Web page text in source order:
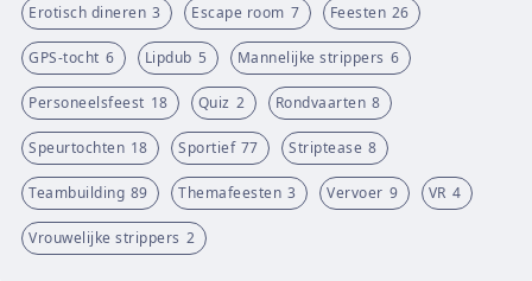
Erotisch dineren 3 Escape room 7 Feesten 26
GPS-tocht 6 Lipdub 5 Mannelijke strippers 6
Personeelsfeest 18 Quiz 2 Rondvaarten 8
Speurtochten 18 Sportief 77 Striptease 8
Teambuilding 89 Themafeesten 3 Vervoer 9 VR 4
Vrouwelijke strippers 2